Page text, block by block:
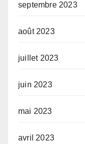
septembre 2023
août 2023
juillet 2023
juin 2023
mai 2023
avril 2023